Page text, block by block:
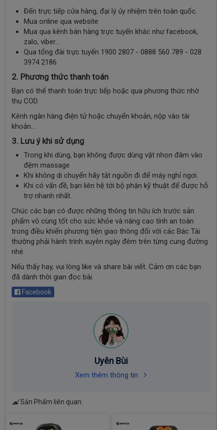
Đến trực tiếp cửa hàng, đại lý ủy nhiệm trên toàn quốc.
Mua online qua website
Mua qua kênh bán hàng trực tuyến khác như facebook,
zalo, viber…
Qua tổng đài trực tuyến 1900 2807 - 0888 560 789 - 028
3974 2186
2. Phương thức thanh toán
Bạn có thể thanh toán trực tiếp hoặc qua phương thức nhờ
thu COD.
Kênh ngân hàng điện tử hoặc chuyển khoản, nộp vào tài
khoản…
3. Lưu ý khi sử dụng
Trong khi dùng, bạn không được dùng vật nhọn đâm vào
đệm massage
Khi không di chuyển hãy tắt nguồn đi để máy nghỉ ngơi.
Khi có vấn đề, bạn liên hệ tới bộ phận kỹ thuật để được hỗ
trợ nhanh nhất.
Chúc các bạn có được những thông tin hữu ích trước sản
phẩm vô cùng tốt cho sức khỏe và nâng cao tính an toàn
trong điều khiển phương tiện giao thông đối với các Bác Tài
thường phải hành trình xuyên ngày đêm trên từng cung đường
nhé.
Nếu thấy hay, vui lòng like và share bài viết. Cảm ơn các bạn
đã dành thời gian đọc bài.
Facebook
Uyên Bùi
Xem thêm thông tin
Sản Phẩm liên quan: